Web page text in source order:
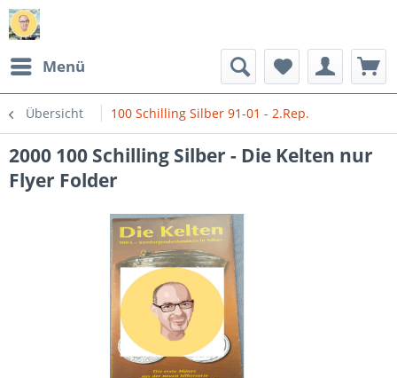
Menü
Übersicht 100 Schilling Silber 91-01 - 2.Rep.
2000 100 Schilling Silber - Die Kelten nur
Flyer Folder